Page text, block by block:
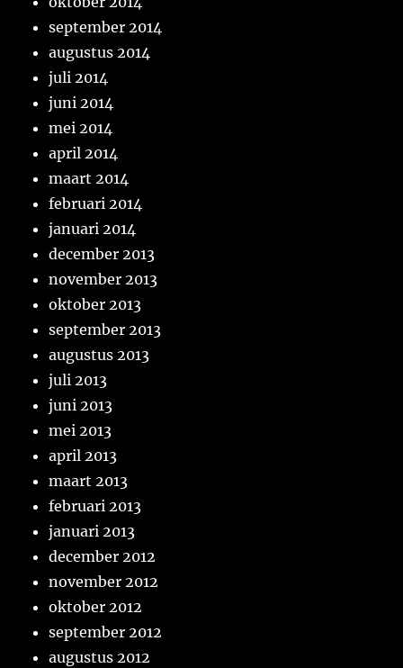
september 2014
augustus 2014
juli 2014
juni 2014
mei 2014
april 2014
maart 2014
februari 2014
januari 2014
december 2013
november 2013
oktober 2013
september 2013
augustus 2013
juli 2013
juni 2013
mei 2013
april 2013
maart 2013
februari 2013
januari 2013
december 2012
november 2012
oktober 2012
september 2012
augustus 2012